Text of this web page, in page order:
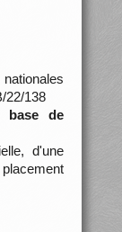
22/138
base de
d'une